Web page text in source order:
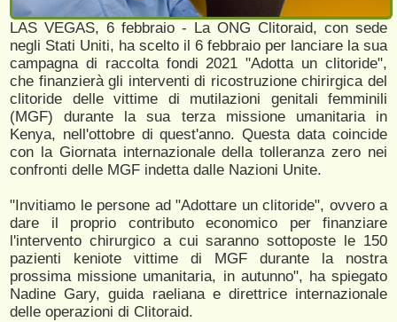
LAS VEGAS, 6 febbraio - La ONG Clitoraid, con sede
negli Stati Uniti, ha scelto il 6 febbraio per lanciare la sua
campagna di raccolta fondi 2021 "Adotta un clitoride",
che finanzierà gli interventi di ricostruzione chirirgica del
clitoride delle vittime di mutilazioni genitali femminili
(MGF) durante la sua terza missione umanitaria in
Kenya, nell'ottobre di quest'anno. Questa data coincide
con la Giornata internazionale della tolleranza zero nei
confronti delle MGF indetta dalle Nazioni Unite.
"Invitiamo le persone ad "Adottare un clitoride", ovvero a
dare il proprio contributo economico per finanziare
l'intervento chirurgico a cui saranno sottoposte le 150
pazienti keniote vittime di MGF durante la nostra
prossima missione umanitaria, in autunno", ha spiegato
Nadine Gary, guida raeliana e direttrice internazionale
delle operazioni di Clitoraid.